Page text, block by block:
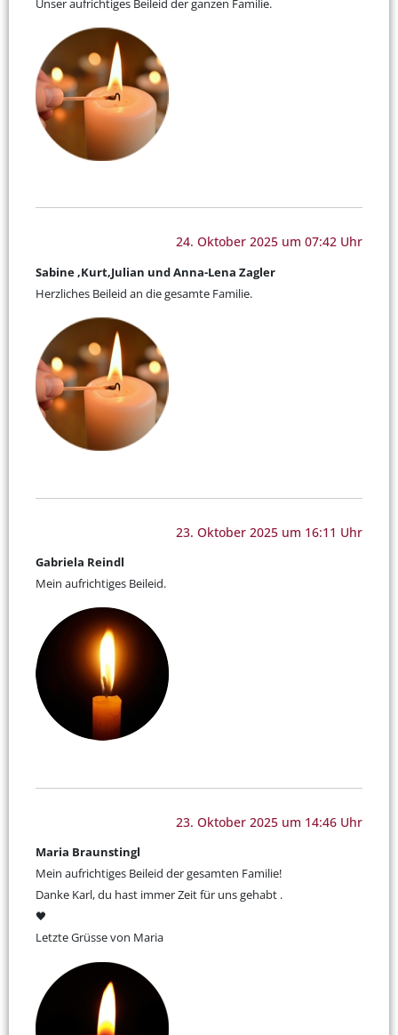
Unser aufrichtiges Beileid der ganzen Familie.
24. Oktober 2025 um 07:42 Uhr
Sabine ,Kurt,Julian und Anna-Lena Zagler
Herzliches Beileid an die gesamte Familie.
23. Oktober 2025 um 16:11 Uhr
Gabriela Reindl
Mein aufrichtiges Beileid.
23. Oktober 2025 um 14:46 Uhr
Maria Braunstingl
Mein aufrichtiges Beileid der gesamten Familie!
Danke Karl, du hast immer Zeit für uns gehabt .
🖤
Letzte Grüsse von Maria